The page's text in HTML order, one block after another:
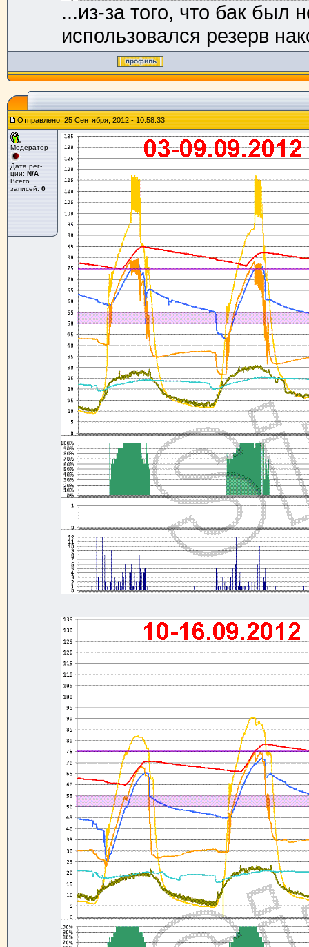
...из-за того, что бак был
использовался резерв
Отправлено: 25 Сентября, 2012 - 10:58:33
Модератор
Дата рег-
ции: N/A
Всего
записей: 0